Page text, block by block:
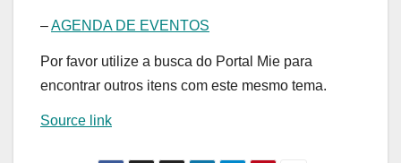
–AGENDA DE EVENTOS
Por favor utilize a busca do Portal Mie para
encontrar outros itens com este mesmo tema.
Source link